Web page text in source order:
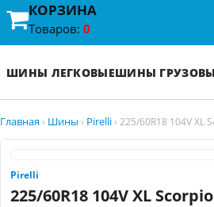
КОРЗИНА
Товаров: 0
ШИНЫ ЛЕГКОВЫЕШИНЫ
Главная › Шины › Pirelli › 225/60R18 104V XL
Pirelli
225/60R18 104V XL